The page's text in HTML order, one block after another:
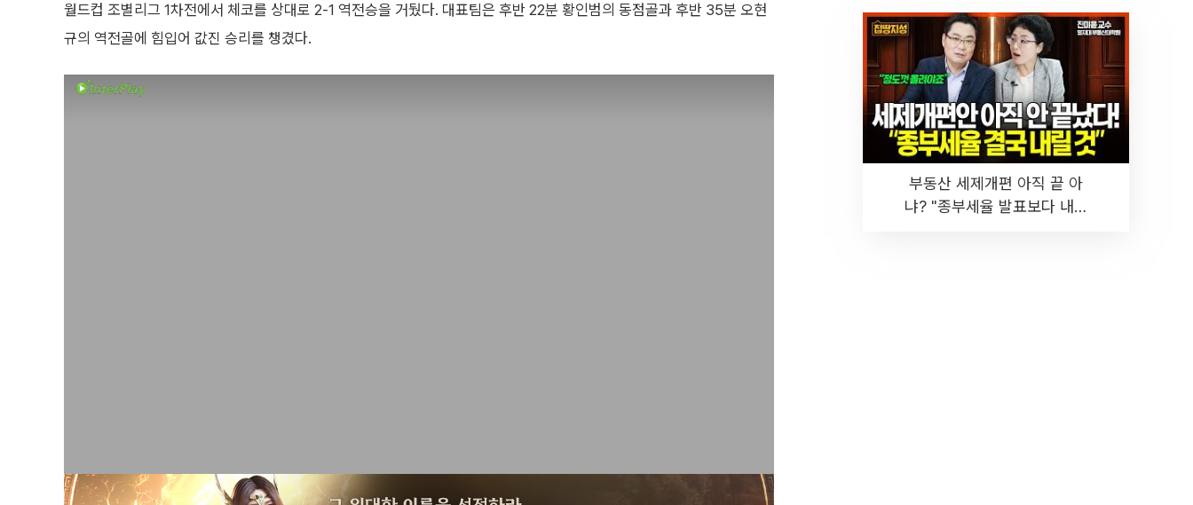
월드컵 조별리그 1차전에서 체코를 상대로 2-1 역전승을 거뒀다. 대표팀은 후반 22분 황인범의 동점골과 후반 35분 오현
규의 역전골에 힘입어 값진 승리를 챙겼다.
부동산 세제개편 아직 끝 아
냐? "종부세율 발표보다 내릴